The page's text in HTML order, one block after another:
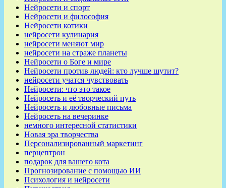
Нейросети и спорт
Нейросети и философия
Нейросети котики
нейросети кулинария
нейросети меняют мир
нейросети на страже планеты
Нейросети о Боге и мире
Нейросети против людей: кто лучше шутит?
нейросети учатся чувствовать
Нейросети: что это такое
Нейросеть и её творческий путь
Нейросеть и любовные письма
Нейросеть на вечеринке
немного интересной статистики
Новая эра творчества
Персонализированный маркетинг
перцептрон
подарок для вашего кота
Прогнозирование с помощью ИИ
Психология и нейросети